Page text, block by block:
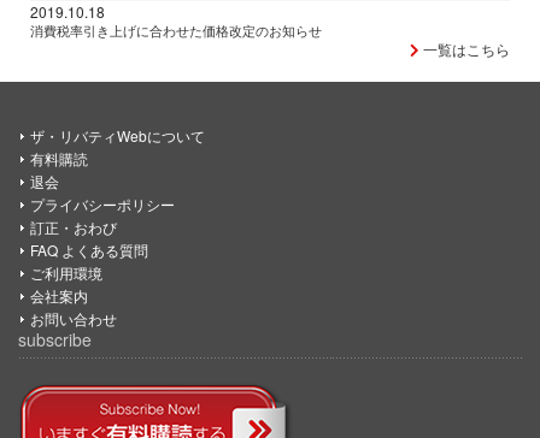
2019.10.18
消費税率引き上げに合わせた価格改定のお知らせ
一覧はこちら
ザ・リバティWebについて
有料購読
退会
プライバシーポリシー
訂正・おわび
FAQ よくある質問
ご利用環境
会社案内
お問い合わせ
subscribe